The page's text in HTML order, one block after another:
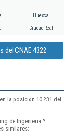
Huesca
Ciudad Real
del CNAE 4322
la posición 10.231 del
de Ingenieria Y
similares: